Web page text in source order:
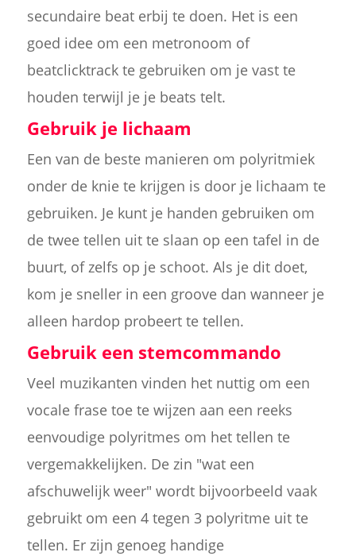
secundaire beat erbij te doen. Het is een
goed idee om een metronoom of
beatclicktrack te gebruiken om je vast te
houden terwijl je je beats telt.
Gebruik je lichaam
Een van de beste manieren om polyritmiek
onder de knie te krijgen is door je lichaam te
gebruiken. Je kunt je handen gebruiken om
de twee tellen uit te slaan op een tafel in de
buurt, of zelfs op je schoot. Als je dit doet,
kom je sneller in een groove dan wanneer je
alleen hardop probeert te tellen.
Gebruik een stemcommando
Veel muzikanten vinden het nuttig om een
vocale frase toe te wijzen aan een reeks
eenvoudige polyritmes om het tellen te
vergemakkelijken. De zin "wat een
afschuwelijk weer" wordt bijvoorbeeld vaak
gebruikt om een 4 tegen 3 polyritme uit te
tellen. Er zijn genoeg handige